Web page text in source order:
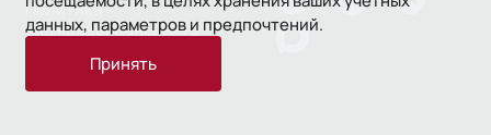
данных, параметров и предпочтений.
Принять
Политика
конфиденциальности